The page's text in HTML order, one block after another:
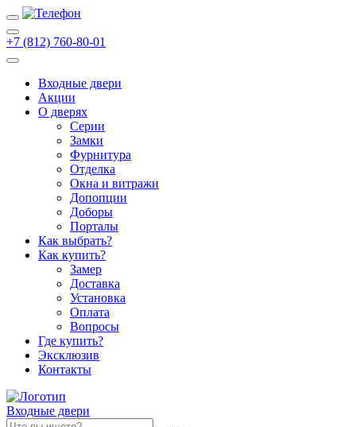
+7 (812) 760-80-01
Входные двери
Акции
О дверях
Cерии
Замки
Фурнитура
Отделка
Окна и витражи
Допопции
Доборы
Порталы
Как выбрать?
Как купить?
Замер
Доставка
Установка
Оплата
Вопросы
Где купить?
Эксклюзив
Контакты
Входные двери